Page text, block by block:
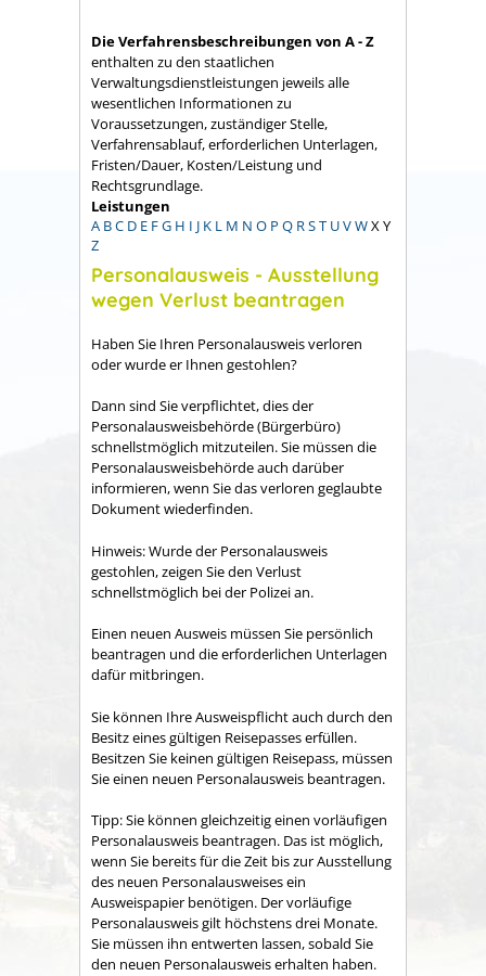
Die Verfahrensbeschreibungen von A - Z
enthalten zu den staatlichen
Verwaltungsdienstleistungen jeweils alle
wesentlichen Informationen zu
Voraussetzungen, zuständiger Stelle,
Verfahrensablauf, erforderlichen Unterlagen,
Fristen/Dauer, Kosten/Leistung und
Rechtsgrundlage.
Leistungen
A BC D E FG H I J K L M N O P Q RST UVWX Y
Z
Personalausweis - Ausstellung
wegen Verlust beantragen
Haben Sie Ihren Personalausweis verloren
oder wurde er Ihnen gestohlen?
Dann sind Sie verpflichtet, dies der
Personalausweisbehörde (Bürgerbüro)
schnellstmöglich mitzuteilen. Sie müssen die
Personalausweisbehörde auch darüber
informieren, wenn Sie das verloren geglaubte
Dokument wiederfinden.
Hinweis: Wurde der Personalausweis
gestohlen, zeigen Sie den Verlust
schnellstmöglich bei der Polizei an.
Einen neuen Ausweis müssen Sie persönlich
beantragen und die erforderlichen Unterlagen
dafür mitbringen.
Sie können Ihre Ausweispflicht auch durch den
Besitz eines gültigen Reisepasses erfüllen.
Besitzen Sie keinen gültigen Reisepass, müssen
Sie einen neuen Personalausweis beantragen.
Tipp:Sie können gleichzeitig einen vorläufigen
Personalausweis beantragen. Das ist möglich,
wenn Sie bereits für die Zeit bis zur Ausstellung
des neuen Personalausweises ein
Ausweispapier benötigen. Der vorläufige
Personalausweis gilt höchstens drei Monate.
Sie müssen ihn entwerten lassen, sobald Sie
den neuen Personalausweis erhalten haben.